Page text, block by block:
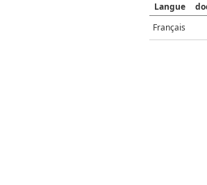
Langue
Français